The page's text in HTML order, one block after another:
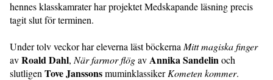
hennes klasskamrater har projektet Medskapande läsning precis
tagit slut för terminen.
Under tolv veckor har eleverna läst böckernaMitt magiska finger
avRoald Dahl,När farmor flögavAnnika Sandelinoch
slutligenTove JanssonsmuminklassikerKometen kommer.